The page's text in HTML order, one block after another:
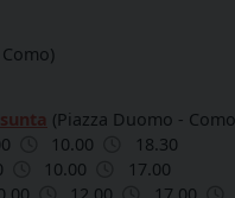
(Piazza Duomo -
10.00
18.30
10.00
17.00